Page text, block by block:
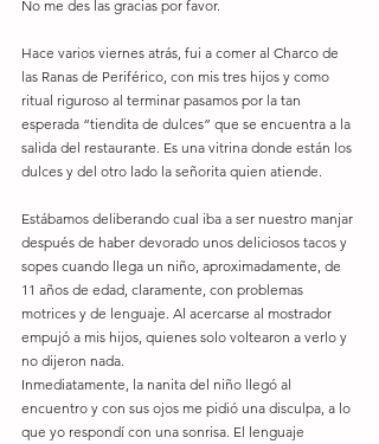
No me des las gracias por favor.
Hace varios viernes atrás, fui a comer al Charco de
las Ranas de Periférico, con mis tres hijos y como
ritual riguroso al terminar pasamos por la tan
esperada “tiendita de dulces” que se encuentra a la
salida del restaurante. Es una vitrina donde están los
dulces y del otro lado la señorita quien atiende.
Estábamos deliberando cual iba a ser nuestro manjar
después de haber devorado unos deliciosos tacos y
sopes cuando llega un niño, aproximadamente, de
11 años de edad, claramente, con problemas
motrices y de lenguaje. Al acercarse al mostrador
empujó a mis hijos, quienes solo voltearon a verlo y
no dijeron nada.
Inmediatamente, la nanita del niño llegó al
encuentro y con sus ojos me pidió una disculpa, a lo
que yo respondí con una sonrisa. El lenguaje